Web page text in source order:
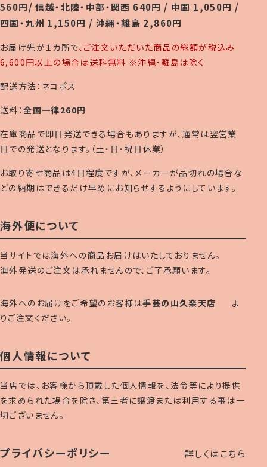
560円/ 信越・北陸・中部・関西 640円 / 中国 1,050円 /
四国・九州 1,150円 / 沖縄・離島 2,860円
お届け先が１カ所で、ご注文いただいた商品の総額が税込み
6,600円以上の場合は送料無料 ※沖縄・離島は除く
配送方法：ネコポス
送料：全国一律260円
在庫商品で即日発送できる場合もありますが、通常は翌営業
日での発送となります。（土・日・祝日休業）
お取り寄せ商品は4日程度ですが、メーカーが品切れの場合な
どの納期はできるだけ早めにお知らせするようにしています。
海外便について
当サイトでは海外への商品お届けはいたしておりません。
海外発送のご注文は承れませんので、ご了承願います。
海外へのお届けをご希望のお客様は手芸の山久楽天店
よ
りご注文ください。
個人情報について
当店では、お客様から頂戴した個人情報を、法令等により提供
を求められた場合を除き、第三者に譲渡または利用する事は一
切ございません。
プライバシーポリシー 詳しくはこちら